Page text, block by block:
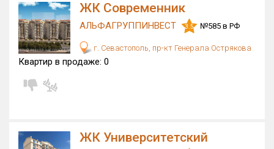
Жилых комплексов
Многоквартирных домов
44 из 161
Домов с апартаментами
Квартир, апартаментов,
ЖК Современник
АЛЬФАГРУППИНВЕСТ 3.5 №585 в РФ
г. Севастополь, пр-кт Генерала Острякова
Квартир в продаже: 0
ЖК Университетский